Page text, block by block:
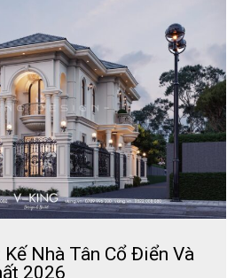
Nhà Tân Cổ Điển Và
2026